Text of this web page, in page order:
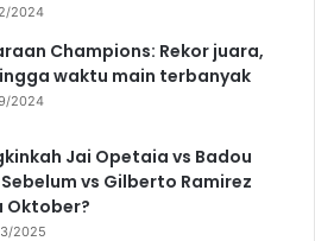
2024
Champions: Rekor juara,
waktu main terbanyak
2024
Jai Opetaia vs Badou
vs Gilberto Ramirez
Oktober?
2025